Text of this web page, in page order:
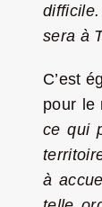
sera à
C’est
pour le
ce qui
à